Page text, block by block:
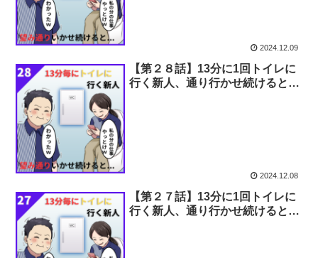
2024.12.09
【第２８話】13分に1回トイレに
行く新人、通り行かせ続けると…
2024.12.08
【第２７話】13分に1回トイレに
行く新人、通り行かせ続けると…